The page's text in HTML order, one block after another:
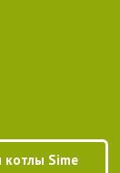
котлы Sime